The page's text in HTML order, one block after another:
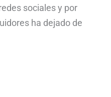
sociales y por
ha dejado de